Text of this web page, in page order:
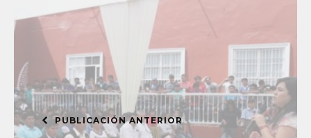
PUBLICACIÓN ANTERIOR